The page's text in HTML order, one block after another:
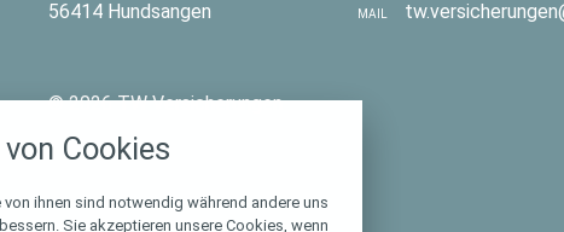
56414 Hundsangen
MAIL
© 2026 TW Versicherungen
Cookies
ihnen sind notwendig während andere uns
Sie akzeptieren unsere Cookies, wenn
akzeptieren oder zu blockieren.
Notwendig